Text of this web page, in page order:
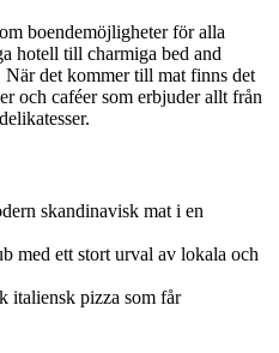
boendemöjligheter för alla
hotell till charmiga bed and
det kommer till mat finns det
och caféer som erbjuder allt från
skandinavisk mat i en
med ett stort urval av lokala och
italiensk pizza som får